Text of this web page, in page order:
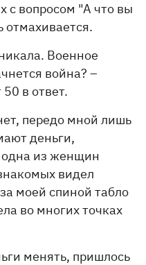
с вопросом "А что вы
Военное
война? –
в ответ.
передо мной лишь
деньги,
одна из женщин
видел
моей спиной табло
во многих точках
менять, пришлось